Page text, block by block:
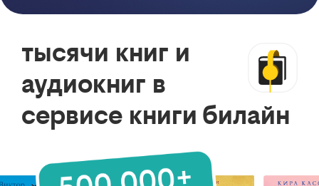
тысячи книг и
аудиокниг в
сервисе книги билайн